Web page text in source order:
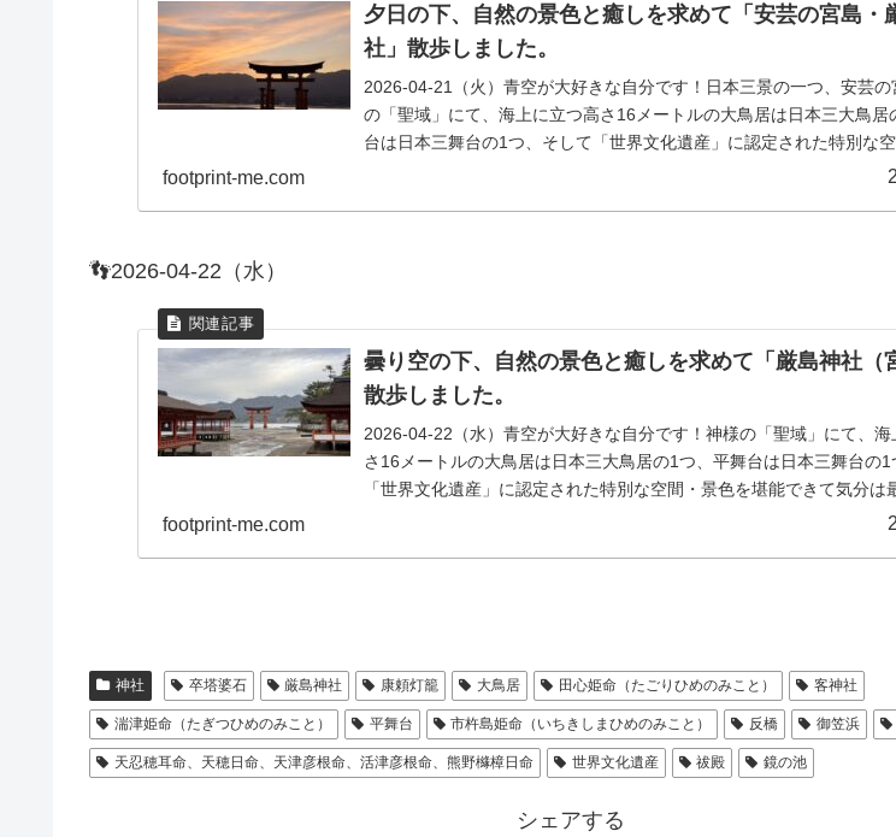
夕日の下、自然の景色と癒しを求めて「安芸の宮島・
社」散歩しました。
2026-04-21（火）青空が大好きな自分です！日本三景の一つ、安芸の
の「聖域」にて、海上に立つ高さ16メートルの大鳥居は日本三大鳥居
台は日本三舞台の1つ、そして「世界文化遺産」に認定された特別な空
footprint-me.com
👣2026-04-22（水）
曇り空の下、自然の景色と癒しを求めて「厳島神社（
散歩しました。
2026-04-22（水）青空が大好きな自分です！神様の「聖域」にて、海
さ16メートルの大鳥居は日本三大鳥居の1つ、平舞台は日本三舞台の1
「世界文化遺産」に認定された特別な空間・景色を堪能できて気分は
footprint-me.com
神社 卒塔婆石 厳島神社 康頼灯籠 大鳥居 田心姫命（たごりひめのみこと） 客神社
湍津姫命（たぎつひめのみこと） 平舞台 市杵島姫命（いちきしまひめのみこと） 反橋 御笠浜
天忍穂耳命、天穂日命、天津彦根命、活津彦根命、熊野櫞樟日命 世界文化遺産 祓殿 鏡の池
シェアする